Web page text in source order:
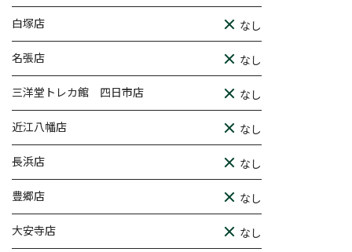
白塚店 なし
名張店 なし
三洋堂トレカ館 四日市店 なし
近江八幡店 なし
長浜店 なし
豊郷店 なし
大安寺店 なし